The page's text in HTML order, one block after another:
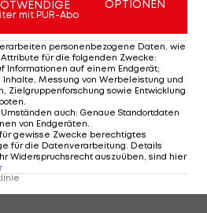
mit PUR-Abo
OPTIONEN
personenbezogene Daten, wie
für die folgenden Zwecke:
Informationen auf einem Endgerät;
Messung von Werbeleistung und
Zielgruppenforschung sowie Entwicklung
.
auch: Genaue Standortdaten
von Endgeräten.
gewisse Zwecke berechtigtes
für die Datenverarbeitung. Details
Widerspruchsrecht auszuüben, sind hier